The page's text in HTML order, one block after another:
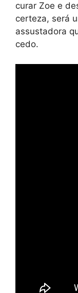
curar Zoe e
certeza, será
assustadora
cedo.